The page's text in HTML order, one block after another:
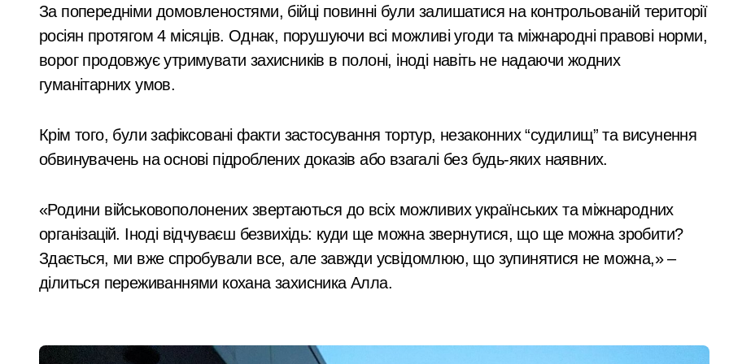
Ракетний удар по Києву: BOOKCHEF втратив більше 100 тисяч книг та всі свої запаси
Сучасні технології нічного бачення та як вони розвиваються
Виявлено переплату понад 16,5 млн грн у закупівлі серверів: поліція Києва висунула підозру
У Київському суді прийняли рішення щодо організатора ботоферми для російського сервісу
Прощальний «джекпот» на 83 мільйони: як керівник київської швидкої віддав бюджетні кошти
У Київській області 6 серпня вшанують пам’ять жертв російської агресії
«Зловмисна схема в Києві: корупція у службі в тилу на суму 26 тисяч доларів»
«Метро не зможе вмістити всіх»: після трагедії на станції «Квітнева» у Києві пропонують
За попередніми домовленостями, бійці повинні були залишатися на контрольованій території
росіян протягом 4 місяців. Однак, порушуючи всі можливі угоди та міжнародні правові норми,
ворог продовжує утримувати захисників в полоні, іноді навіть не надаючи жодних
гуманітарних умов.
Крім того, були зафіксовані факти застосування тортур, незаконних “судилищ” та висунення
обвинувачень на основі підроблених доказів або взагалі без будь-яких наявних.
«Родини військовополонених звертаються до всіх можливих українських та міжнародних
організацій. Іноді відчуваєш безвихідь: куди ще можна звернутися, що ще можна зробити?
Здається, ми вже спробували все, але завжди усвідомлюю, що зупинятися не можна,» –
ділиться переживаннями кохана захисника Алла.
Київ
Психіатра з
на хабарі у $2000 за
Сер 7, 2026
одиниць зброї: